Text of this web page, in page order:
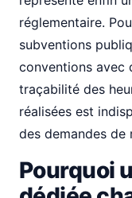
réglementaire.
subventions
conventions avec
traçabilité des
réalisées est
des demandes de
Pourquoi